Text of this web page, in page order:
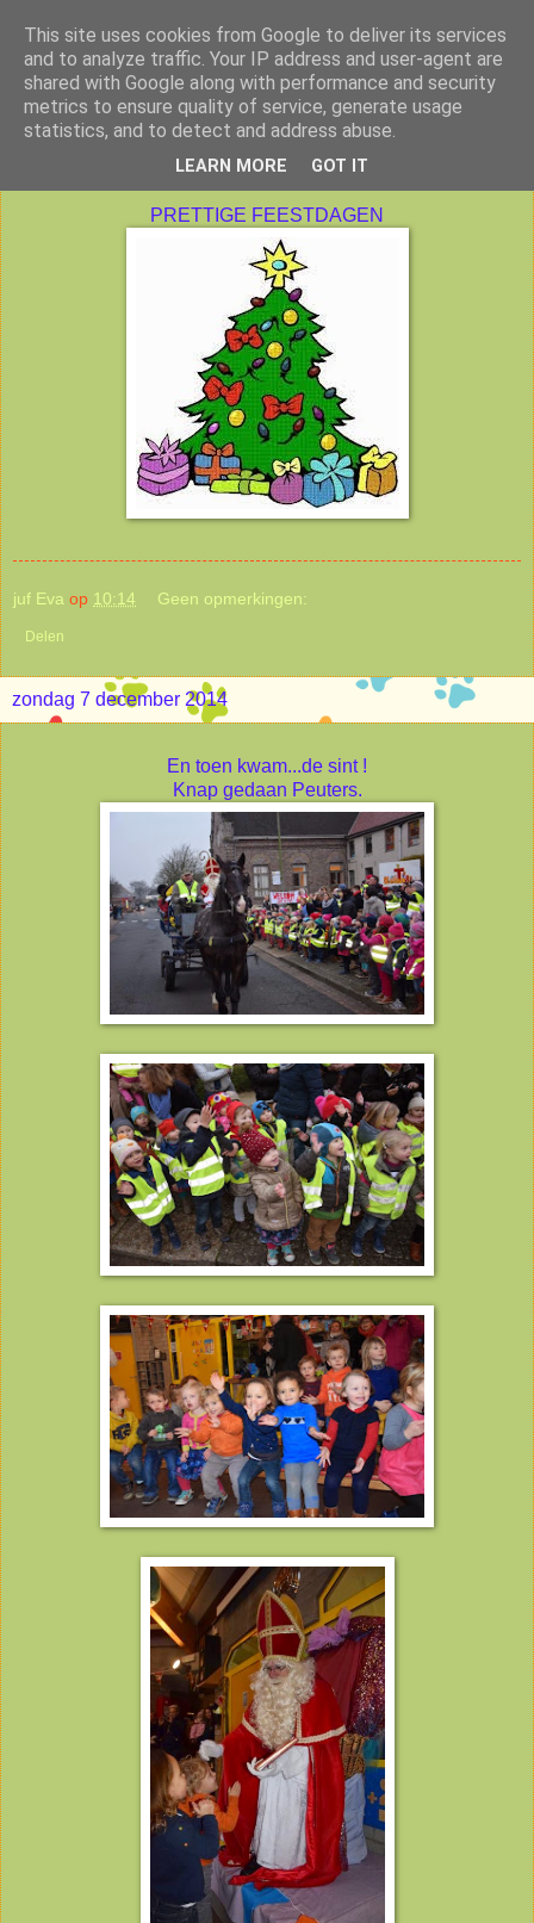
Peuterklas VBS De Klimtoren
PRETTIGE FEESTDAGEN
juf Eva op 10:14 Geen opmerkingen:
Delen
zondag 7 december 2014
En toen kwam...de sint !
Knap gedaan Peuters.
This site uses cookies from Google to deliver its services
and to analyze traffic. Your IP address and user-agent are
shared with Google along with performance and security
metrics to ensure quality of service, generate usage
statistics, and to detect and address abuse.
LEARN MORE GOT IT